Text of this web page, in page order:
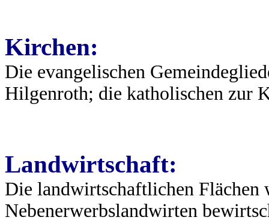
Kirchen:
Die evangelischen
Hilgenroth; die katholischen zur
Landwirtschaft:
Die landwirtschaftlichen Flächen
Nebenerwerbslandwirten